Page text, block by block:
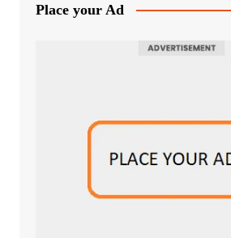
Place your Ad